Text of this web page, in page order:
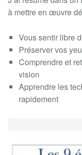
à mettre en œuvre
Vous sentir libre
Préserver vos
Comprendre et
vision
Apprendre les
rapidement